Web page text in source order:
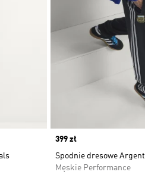
Price
399 zł
Spodnie dresowe
Męskie Performance